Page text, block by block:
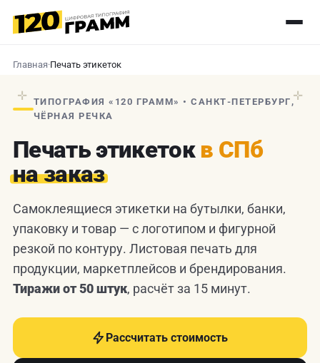
Главная·Печать этикеток
✛ ✛
ТИПОГРАФИЯ «120 ГРАММ» • САНКТ-ПЕТЕРБУРГ,
ЧЁРНАЯ РЕЧКА
Печать этикеток в СПб
на заказ
Самоклеящиеся этикетки на бутылки, банки,
упаковку и товар — с логотипом и фигурной
резкой по контуру. Листовая печать для
продукции, маркетплейсов и брендирования.
Тиражи от 50 штук, расчёт за 15 минут.
Рассчитать стоимость